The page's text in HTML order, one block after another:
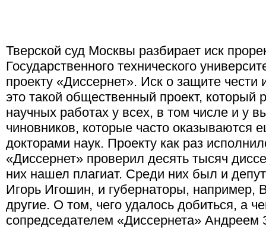
Тверской суд Москвы разбирает иск
Государственного технического
проекту «Диссернет». Иск о защите
это такой общественный проект, который
научных работах у всех, в том числе и у
чиновников, которые часто оказываются
докторами наук. Проекту как раз
«Диссернет» проверил десять тысяч
них нашел плагиат. Среди них был и
Игорь Игошин, и губернаторы, например,
другие. О том, чего удалось добиться, а
сопредседателем «Диссернета» Андреем